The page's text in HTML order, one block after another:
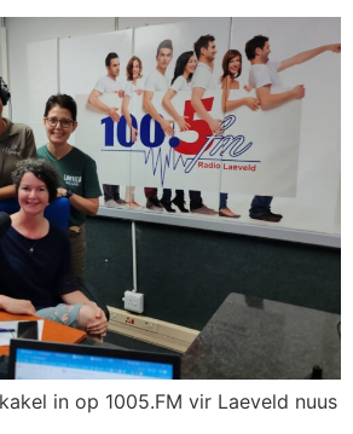
in op 1005.FM vir Laeveld nuus